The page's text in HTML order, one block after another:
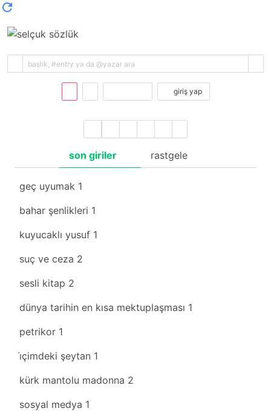
giriş yap
son giriler rastgele
geç uyumak 1
bahar şenlikleri 1
kuyucaklı yusuf 1
suç ve ceza 2
sesli kitap 2
dünya tarihin en kısa mektuplaşması 1
petrikor 1
i̇çimdeki şeytan 1
kürk mantolu madonna 2
sosyal medya 1